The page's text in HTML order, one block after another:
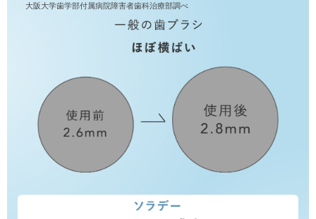
大阪大学歯学部付属病院障害者歯科治療部調べ